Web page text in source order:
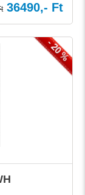
36490,- Ft
- 20 %